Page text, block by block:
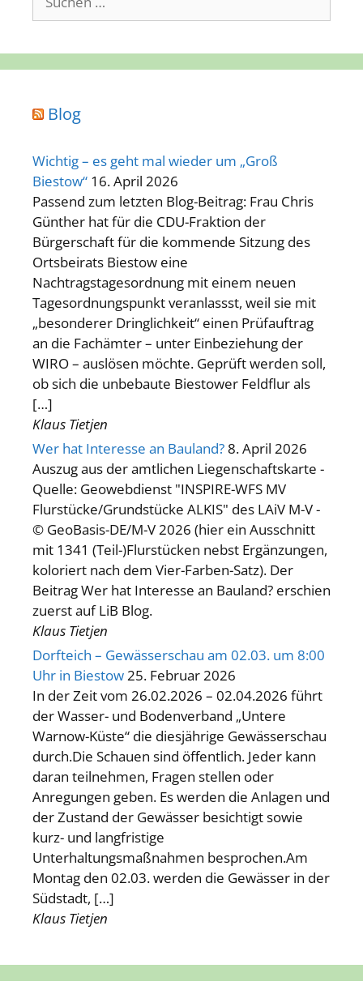
nach:
Blog
Wichtig – es geht mal wieder um „Groß
Biestow“ 16. April 2026
Passend zum letzten Blog-Beitrag: Frau Chris
Günther hat für die CDU-Fraktion der
Bürgerschaft für die kommende Sitzung des
Ortsbeirats Biestow eine
Nachtragstagesordnung mit einem neuen
Tagesordnungspunkt veranlassst, weil sie mit
„besonderer Dringlichkeit“ einen Prüfauftrag
an die Fachämter – unter Einbeziehung der
WIRO – auslösen möchte. Geprüft werden soll,
ob sich die unbebaute Biestower Feldflur als
[…]
Klaus Tietjen
Wer hat Interesse an Bauland? 8. April 2026
Auszug aus der amtlichen Liegenschaftskarte -
Quelle: Geowebdienst "INSPIRE-WFS MV
Flurstücke/Grundstücke ALKIS" des LAiV M-V -
© GeoBasis-DE/M-V 2026 (hier ein Ausschnitt
mit 1341 (Teil-)Flurstücken nebst Ergänzungen,
koloriert nach dem Vier-Farben-Satz). Der
Beitrag Wer hat Interesse an Bauland? erschien
zuerst auf LiB Blog.
Klaus Tietjen
Dorfteich – Gewässerschau am 02.03. um 8:00
Uhr in Biestow 25. Februar 2026
In der Zeit vom 26.02.2026 – 02.04.2026 führt
der Wasser- und Bodenverband „Untere
Warnow-Küste“ die diesjährige Gewässerschau
durch.Die Schauen sind öffentlich. Jeder kann
daran teilnehmen, Fragen stellen oder
Anregungen geben. Es werden die Anlagen und
der Zustand der Gewässer besichtigt sowie
kurz- und langfristige
Unterhaltungsmaßnahmen besprochen.Am
Montag den 02.03. werden die Gewässer in der
Südstadt, […]
Klaus Tietjen